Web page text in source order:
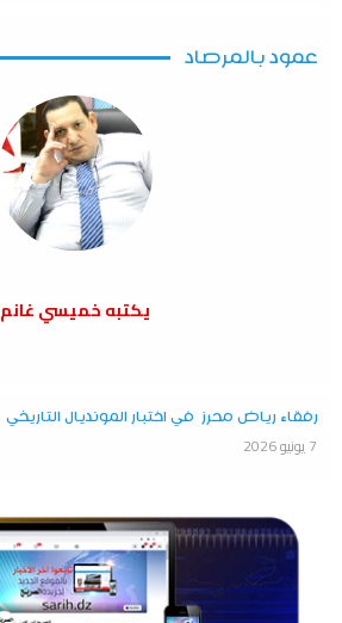
عمود بالمرصاد
يكتبه خميسي غانم
رفقاء رياض محرز في اختبار المونديال التاريخي
7 يونيو 2026